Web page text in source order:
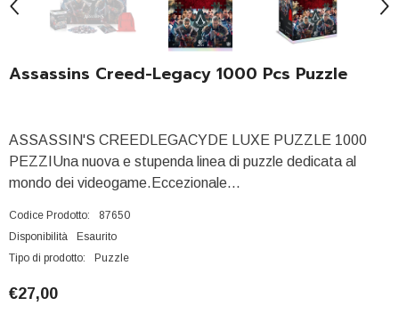
Assassins Creed-Legacy 1000 Pcs Puzzle
ASSASSIN'S CREEDLEGACYDE LUXE PUZZLE 1000
PEZZIUna nuova e stupenda linea di puzzle dedicata al
mondo dei videogame.Eccezionale...
Codice Prodotto:
87650
Disponibilità
Esaurito
Tipo di prodotto:
Puzzle
€27,00